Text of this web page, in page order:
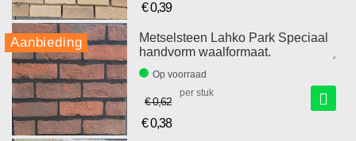
prijs
€ 0,39
Aanbieding
Metselsteen Lahko Park Speciaal
handvorm waalformaat.
Op voorraad
€ 0,62
€ 0,38
per stuk